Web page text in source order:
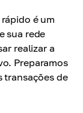
é um
sua rede
realizar a
Preparamos
transações de